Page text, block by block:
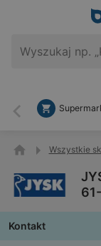
Wstecz
Wszystkie
Kontakt